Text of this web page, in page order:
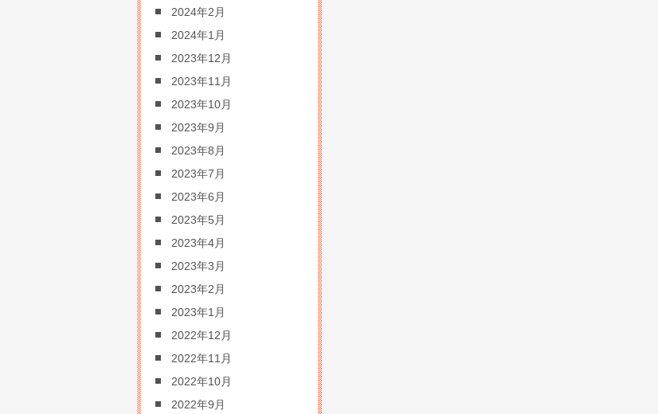
2024年2月
2024年1月
2023年12月
2023年11月
2023年10月
2023年9月
2023年8月
2023年7月
2023年6月
2023年5月
2023年4月
2023年3月
2023年2月
2023年1月
2022年12月
2022年11月
2022年10月
2022年9月